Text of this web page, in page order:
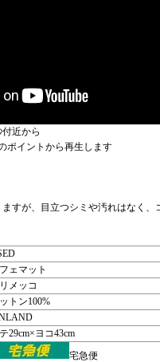
近から
ポイントから再生します
すが、目立つシミや汚れはなく
ェマット
メッコ
トン100%
29cm×ヨコ43cm
宅急便